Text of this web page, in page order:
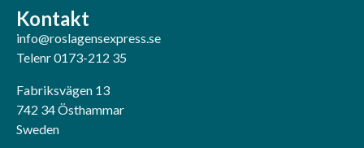
Kontakt
info@roslagensexpress.se
Telenr 0173-212 35
Fabriksvägen 13
742 34 Östhammar
Sweden